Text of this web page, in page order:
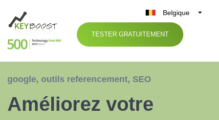
Belgique
België
Nederland
TESTER GRATUITEMENT
google, outils referencement, SEO
Améliorez votre